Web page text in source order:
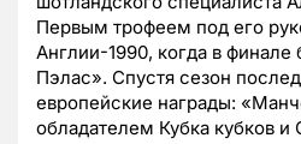
Первым трофеем под его
Англии-1990, когда в
Пэлас». Спустя сезон
европейские награды:
обладателем Кубка кубков и